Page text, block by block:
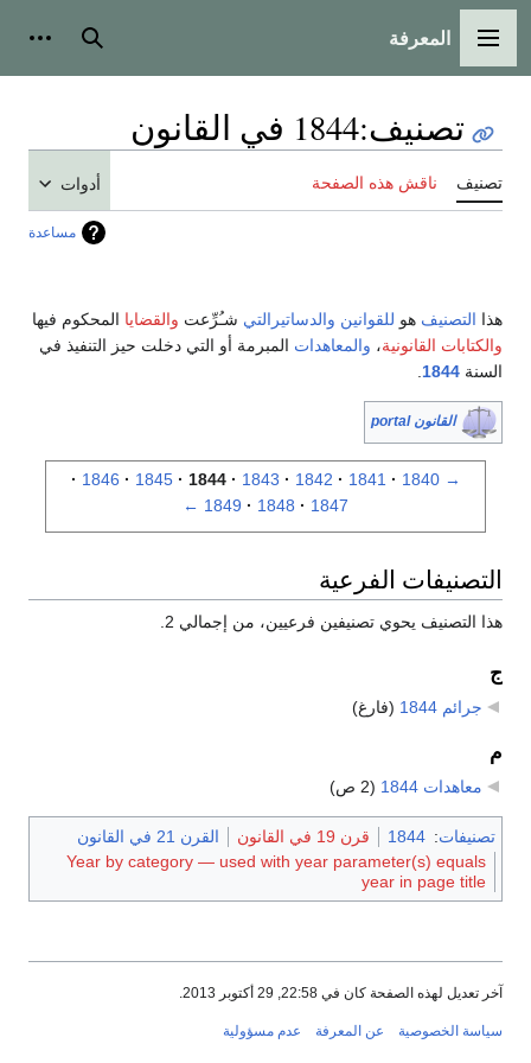
القائمة الرئيسية
المعرفة بحث
تصنيف:1844 في القانون
تصنيف ناقش هذه الصفحة أدوات
مساعدة
هذا التصنيف هو للقوانين والدساتيرالتي شـُرِّعت والقضايا المحكوم فيها
والكتابات القانونية، والمعاهدات المبرمة أو التي دخلت حيز التنفيذ في
السنة 1844
القانون portal
→
1840
1841
1842
1843
1844
1845
1846
1847
1848
1849
←
التصنيفات الفرعية
هذا التصنيف يحوي تصنيفين فرعيين، من إجمالي 2.
ج
جرائم 1844 (فارغ)
م
معاهدات 1844 (2 ص)
تصنيفات:
1844 قرن 19 في القانون
القرن 21 في القانون
Year by category — used with year parameter(s) equals
year in page title
آخر تعديل لهذه الصفحة كان في 22:58, 29 أكتوبر 2013.
سياسة الخصوصية عن المعرفة عدم مسؤولية